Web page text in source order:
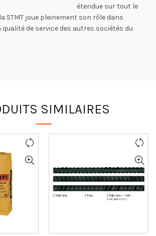
étendue sur tout le
STMT joue pleinement son rôle dans
qualité de service des autres sociétés du
SIMILAIRES